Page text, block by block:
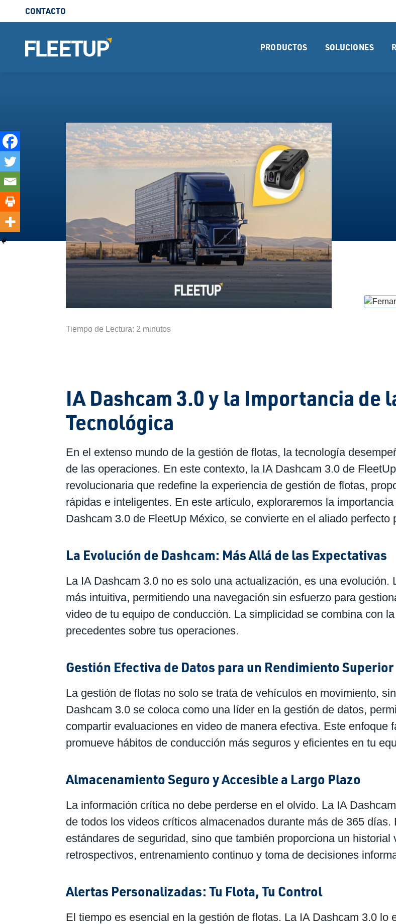
CONTACTO
PRODUCTOS SOLUCIONES
Tiempo de Lectura: 2 minutos
IA Dashcam 3.0 y la Importancia de
Tecnológica
En el extenso mundo de la gestión de flotas, la tecnología
de las operaciones. En este contexto, la IA Dashcam 3.0 de
revolucionaria que redefine la experiencia de gestión de flotas,
rápidas e inteligentes. En este artículo, exploraremos la
Dashcam 3.0 de FleetUp México, se convierte en el aliado
La Evolución de Dashcam: Más Allá de las Expectativas
La IA Dashcam 3.0 no es solo una actualización, es una
más intuitiva, permitiendo una navegación sin esfuerzo para
video de tu equipo de conducción. La simplicidad se combina con
precedentes sobre tus operaciones.
Gestión Efectiva de Datos para un Rendimiento Superior
La gestión de flotas no solo se trata de vehículos en movimiento,
Dashcam 3.0 se coloca como una líder en la gestión de datos,
compartir evaluaciones en video de manera efectiva. Este enfoque
promueve hábitos de conducción más seguros y eficientes en tu
Almacenamiento Seguro y Accesible a Largo Plazo
La información crítica no debe perderse en el olvido. La IA
de todos los videos críticos almacenados durante más de 365
estándares de seguridad, sino que también proporciona un
retrospectivos, entrenamiento continuo y toma de decisiones
Alertas Personalizadas: Tu Flota, Tu Control
El tiempo es esencial en la gestión de flotas. La IA Dashcam 3.0 lo